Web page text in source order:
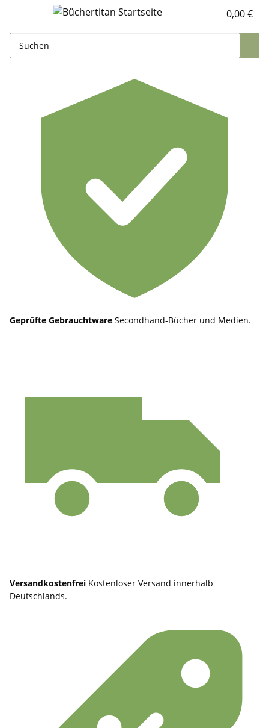
0,00 €
Geprüfte Gebrauchtware Secondhand-Bücher und Medien.
Versandkostenfrei Kostenloser Versand innerhalb
Deutschlands.